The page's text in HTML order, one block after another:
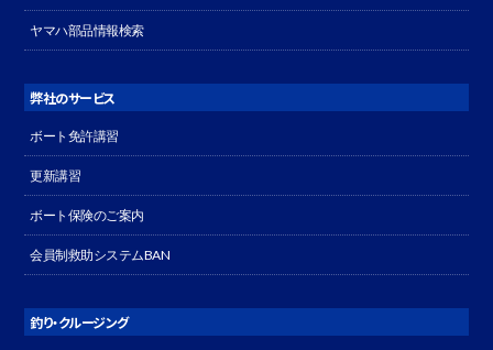
ヤマハ部品情報検索
弊社のサービス
ボート免許講習
更新講習
ボート保険のご案内
会員制救助システムBAN
釣り・クルージング